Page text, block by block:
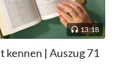
13:18
kennen | Auszug 71